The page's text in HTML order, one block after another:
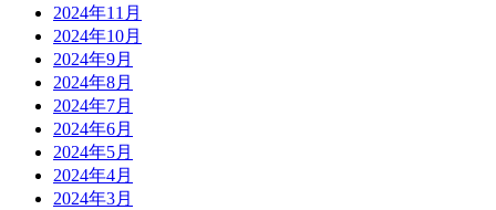
2024年11月
2024年10月
2024年9月
2024年8月
2024年7月
2024年6月
2024年5月
2024年4月
2024年3月